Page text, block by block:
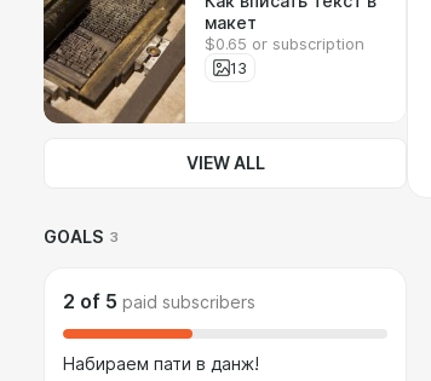
макет
$0.65 or subscription
13
VIEW ALL
GOALS 3
2 of 5 paid subscribers
Набираем пати в данж!